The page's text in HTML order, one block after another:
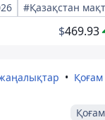
#Қазақстан
$469.93
Қоғам